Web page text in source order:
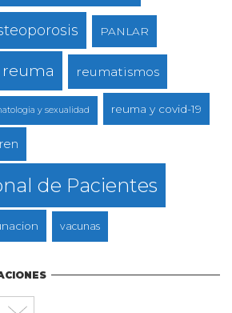
PANLAR
reuma reumatismos
y sexualidad reuma y covid-19
de Pacientes
vacunas